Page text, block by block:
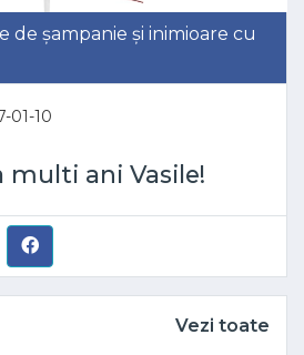
de șampanie și inimioare cu
01-10
multi ani Vasile!
Vezi toate